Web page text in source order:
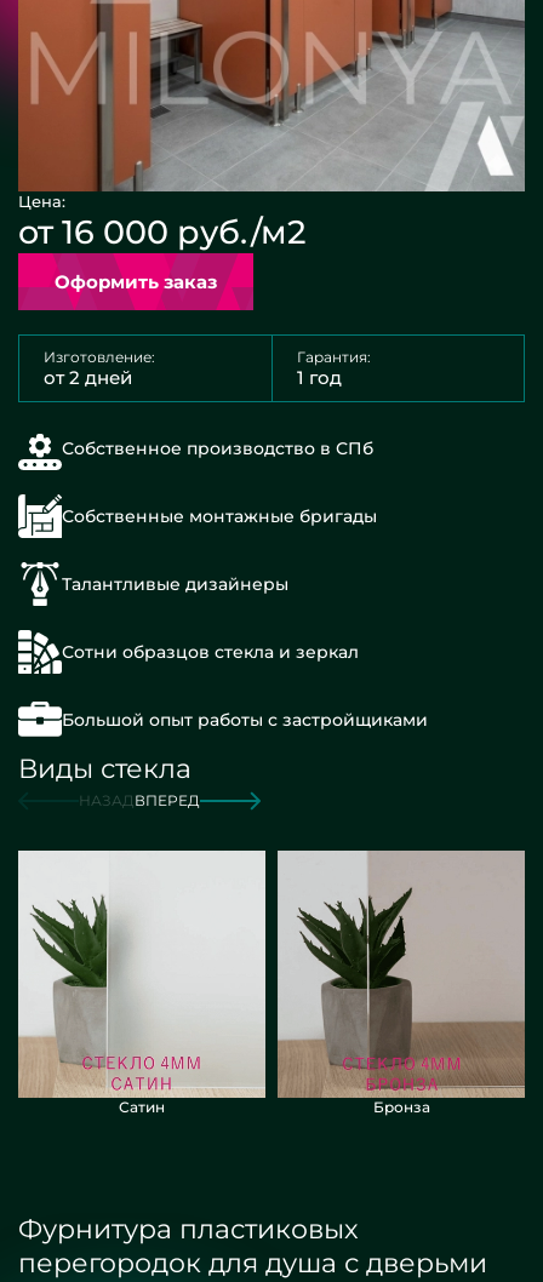
Цена:
от 16 000 руб./м2
Оформить заказ
Изготовление:
от 2 дней
Гарантия:
1 год
Собственное производство в СПб
Собственные монтажные бригады
Талантливые дизайнеры
Сотни образцов стекла и зеркал
Большой опыт работы с застройщиками
Виды стекла
НАЗАДВПЕРЕД
Сатин Бронза
Фурнитура пластиковых
перегородок для душа с дверьми